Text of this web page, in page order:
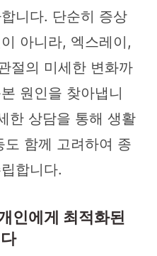
니다. 단순히 증상
아니라, 엑스레이,
절의 미세한 변화까
원인을 찾아냅니
한 상담을 통해 생활
함께 고려하여 종
합니다.
인에게 최적화된